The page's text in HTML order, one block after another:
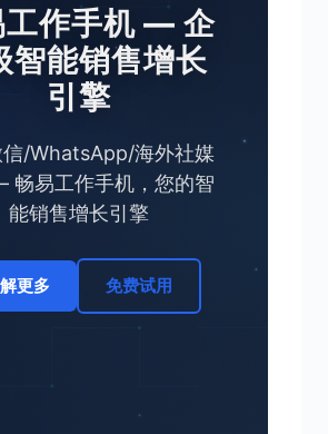
工作手机 — 企
智能销售增长
引擎
/WhatsApp/海外社媒
畅易工作手机，您的智
能销售增长引擎
更多 免费试用